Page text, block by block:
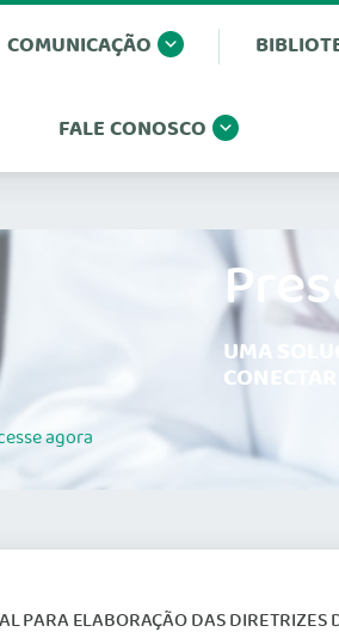
COMUNICAÇÃO
FALE CONOSCO
agora
UMA
PARA ELABORAÇÃO DAS DIRETRIZES